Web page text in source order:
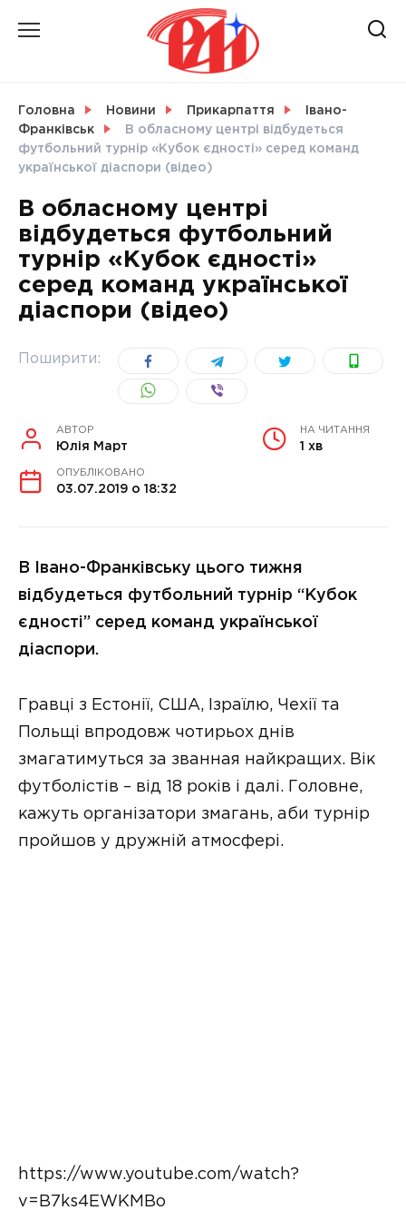
СВІТ
УКРАЇНА
Головна Новини Прикарпаття
Івано-
Франківськ
В обласному центрі відбудеться
футбольний турнір «Кубок єдності» серед команд
української діаспори (відео)
В обласному центрі
відбудеться футбольний
турнір «Кубок єдності»
серед команд української
діаспори (відео)
Поширити:
АВТОР
Юлія Март
НА ЧИТАННЯ
1 хв
ОПУБЛІКОВАНО
03.07.2019 о 18:32
В Івано-Франківську цього тижня
відбудеться футбольний турнір “Кубок
єдності” серед команд української
діаспори.
Гравці з Естонії, США, Ізраїлю, Чехії та
Польщі впродовж чотирьох днів
змагатимуться за званная найкращих. Вік
футболістів – від 18 років і далі. Головне,
кажуть організатори змагань, аби турнір
пройшов у дружній атмосфері.
https://www.youtube.com/watch?
v=B7ks4EWKMBo